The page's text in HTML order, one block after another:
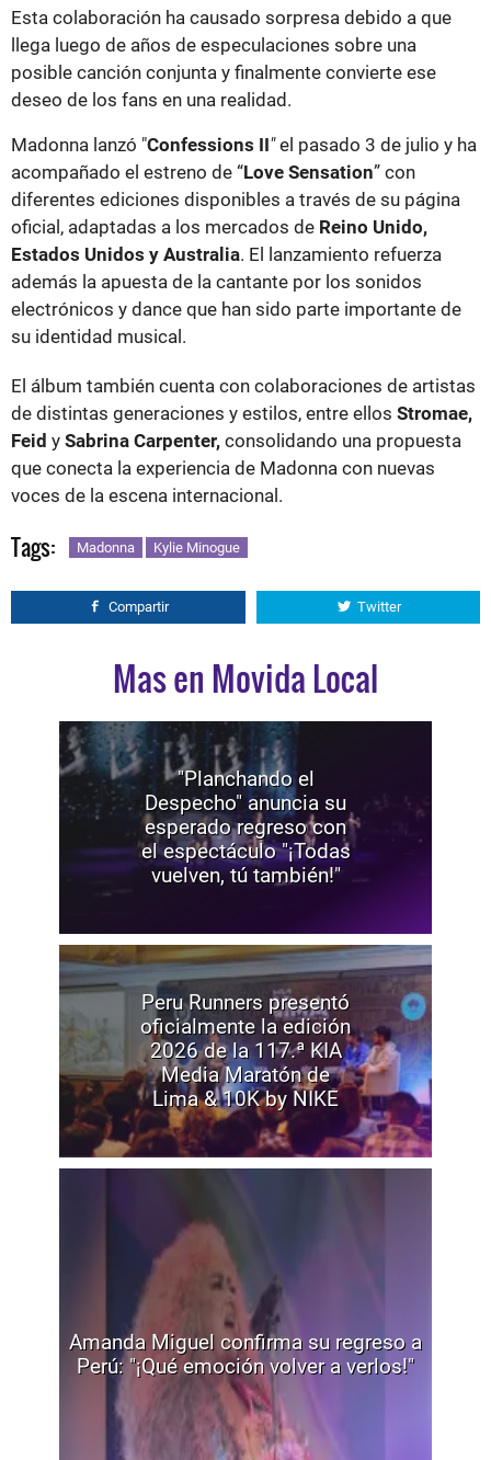
Esta colaboración ha causado sorpresa debido a que
llega luego de años de especulaciones sobre una
posible canción conjunta y finalmente convierte ese
deseo de los fans en una realidad.
Madonna lanzó "Confessions II"el pasado 3 de julio y ha
acompañado el estreno de “Love Sensation” con
diferentes ediciones disponibles a través de su página
oficial, adaptadas a los mercados de Reino Unido,
Estados Unidos y Australia. El lanzamiento refuerza
además la apuesta de la cantante por los sonidos
electrónicos y dance que han sido parte importante de
su identidad musical.
El álbum también cuenta con colaboraciones de artistas
de distintas generaciones y estilos, entre ellos Stromae,
Feid y Sabrina Carpenter, consolidando una propuesta
que conecta la experiencia de Madonna con nuevas
voces de la escena internacional.
Tags: Madonna Kylie Minogue
Compartir Twitter
Mas en Movida Local
"Planchando el
Despecho" anuncia su
esperado regreso con
el espectáculo "¡Todas
vuelven, tú también!"
Peru Runners presentó
oficialmente la edición
2026 de la 117.ª KIA
Media Maratón de
Lima & 10K by NIKE
Amanda Miguel confirma su regreso a
Perú: "¡Qué emoción volver a verlos!"